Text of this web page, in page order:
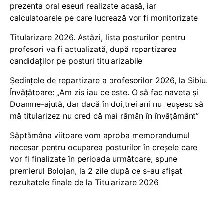
prezenta oral eseuri realizate acasă, iar
calculatoarele pe care lucrează vor fi monitorizate
Titularizare 2026. Astăzi, lista posturilor pentru
profesori va fi actualizată, după repartizarea
candidaților pe posturi titularizabile
Ședințele de repartizare a profesorilor 2026, la Sibiu.
Învățătoare: „Am zis iau ce este. O să fac naveta și
Doamne-ajută, dar dacă în doi,trei ani nu reușesc să
mă titularizez nu cred că mai rămân în învățământ”
Săptămâna viitoare vom aproba memorandumul
necesar pentru ocuparea posturilor în creșele care
vor fi finalizate în perioada următoare, spune
premierul Bolojan, la 2 zile după ce s-au afișat
rezultatele finale de la Titularizare 2026